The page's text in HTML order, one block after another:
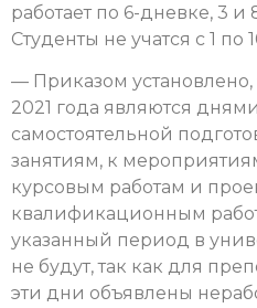
работает по 6-дневке, 3
Студенты не учатся с 1
— Приказом установлено,
2021 года являются
самостоятельной
занятиям, к
курсовым работам и
квалификационным
указанный период в
не будут, так как для
эти дни объявлены